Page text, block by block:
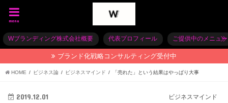
menu
Wブランディング株式会社概要 代表プロフィール ご提供中のメニュー
ブランド化戦略コンサルティング受付中
HOME ビジネス論 ビジネスマインド 「売れた」という結果はやっぱり大事
ビジネスマインド
2019.12.01